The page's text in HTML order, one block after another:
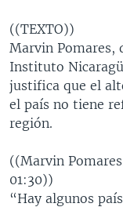
((TEXTO))
Marvin Pomares,
Instituto
justifica que el
el país no tiene
región.
((Marvin
01:30))
“Hay algunos